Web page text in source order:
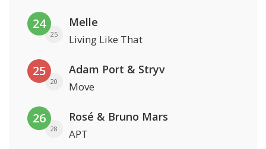
24
25
Melle
Living Like That
25
20
Adam Port & Stryv
Move
26
28
Rosé & Bruno Mars
APT